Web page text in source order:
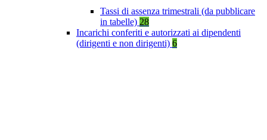
Tassi di assenza trimestrali (da pubblicare
in tabelle) 28
Incarichi conferiti e autorizzati ai dipendenti
(dirigenti e non dirigenti) 6